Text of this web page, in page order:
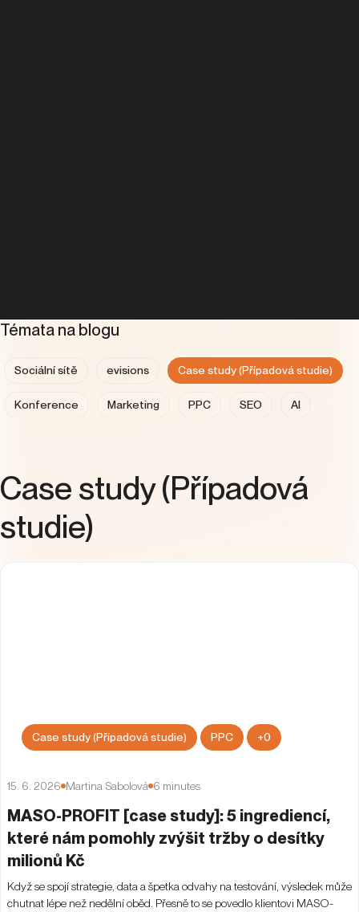
Témata na blogu
Sociální sítě evisions Case study (Případová studie)
Konference Marketing PPC SEO AI
Kariéra People & Culture UX
Case study (Případová
studie)
15. 6. 2026 Martina Sabolová 6 minutes
MASO-PROFIT [case study]: 5 ingrediencí,
které nám pomohly zvýšit tržby o desítky
milionů Kč
Když se spojí strategie, data a špetka odvahy na testování, výsledek může
chutnat lépe než nedělní oběd. Přesně to se povedlo klientovi MASO-
Case study (Případová studie) PPC +0